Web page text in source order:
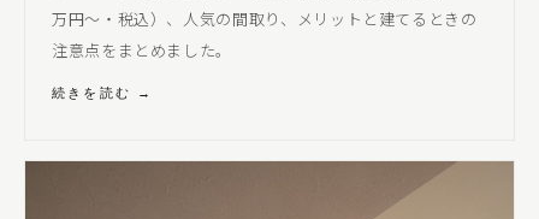
万円〜・税込）、人気の間取り、メリットと建てるときの
注意点をまとめました。
続きを読む →